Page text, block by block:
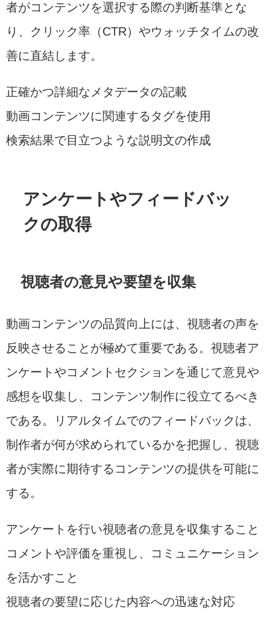
者がコンテンツを選択する際の判断基準とな
り、クリック率（CTR）やウォッチタイムの改
善に直結します。
正確かつ詳細なメタデータの記載
動画コンテンツに関連するタグを使用
検索結果で目立つような説明文の作成
アンケートやフィードバッ
クの取得
視聴者の意見や要望を収集
動画コンテンツの品質向上には、視聴者の声を
反映させることが極めて重要である。視聴者ア
ンケートやコメントセクションを通じて意見や
感想を収集し、コンテンツ制作に役立てるべき
である。リアルタイムでのフィードバックは、
制作者が何が求められているかを把握し、視聴
者が実際に期待するコンテンツの提供を可能に
する。
アンケートを行い視聴者の意見を収集すること
コメントや評価を重視し、コミュニケーション
を活かすこと
視聴者の要望に応じた内容への迅速な対応